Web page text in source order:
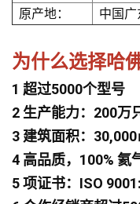
原产地：
中国广
为什么选择哈
1 超过5000个型号
2 生产能力：200万
3 建筑面积：30,000
4 高品质，100% 氦
5 项证书：ISO